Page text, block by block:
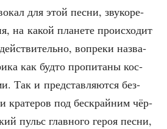
для этой пес­ни, зву­ко­ре­
на какой пла­не­те про­ис­хо­дит
вопре­ки назва­
как буд­то про­пи­та­ны кос­
Так и пред­став­ля­ют­ся без­
кра­те­ров под бес­край­ним чёр­
пульс глав­но­го героя пес­ни,